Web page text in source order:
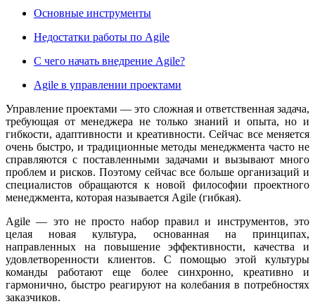
Основные инструменты
Недостатки работы по Agile
С чего начать внедрение Agile?
Agile в управлении проектами
Управление проектами — это сложная и ответственная задача,
требующая от менеджера не только знаний и опыта, но и
гибкости, адаптивности и креативности. Сейчас все меняется
очень быстро, и традиционные методы менеджмента часто не
справляются с поставленными задачами и вызывают много
проблем и рисков. Поэтому сейчас все больше организаций и
специалистов обращаются к новой философии проектного
менеджмента, которая называется Agile (гибкая).
Agile — это не просто набор правил и инструментов, это
целая новая культура, основанная на принципах,
направленных на повышение эффективности, качества и
удовлетворенности клиентов. С помощью этой культуры
команды работают еще более синхронно, креативно и
гармонично, быстро реагируют на колебания в потребностях
заказчиков.